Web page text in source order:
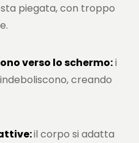
piegata, con troppo
verso lo schermo:i
creando
il corpo si adatta